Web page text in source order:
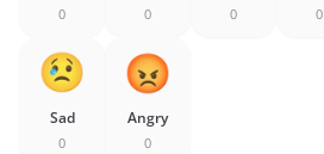
0 0 0 0
Sad
0
Angry
0